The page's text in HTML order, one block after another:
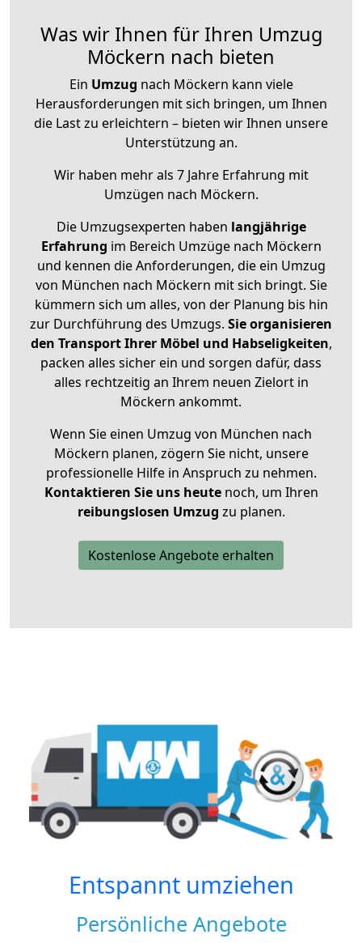
Was wir Ihnen für Ihren Umzug
Möckern nach bieten
Ein Umzug nach Möckern kann viele
Herausforderungen mit sich bringen, um Ihnen
die Last zu erleichtern – bieten wir Ihnen unsere
Unterstützung an.
Wir haben mehr als 7 Jahre Erfahrung mit
Umzügen nach Möckern.
Die Umzugsexperten haben langjährige
Erfahrung im Bereich Umzüge nach Möckern
und kennen die Anforderungen, die ein Umzug
von München nach Möckern mit sich bringt. Sie
kümmern sich um alles, von der Planung bis hin
zur Durchführung des Umzugs. Sie organisieren
den Transport Ihrer Möbel und Habseligkeiten,
packen alles sicher ein und sorgen dafür, dass
alles rechtzeitig an Ihrem neuen Zielort in
Möckern ankommt.
Wenn Sie einen Umzug von München nach
Möckern planen, zögern Sie nicht, unsere
professionelle Hilfe in Anspruch zu nehmen.
Kontaktieren Sie uns heutenoch, um Ihren
reibungslosen Umzug zu planen.
Kostenlose Angebote erhalten
Entspannt umziehen
Persönliche Angebote